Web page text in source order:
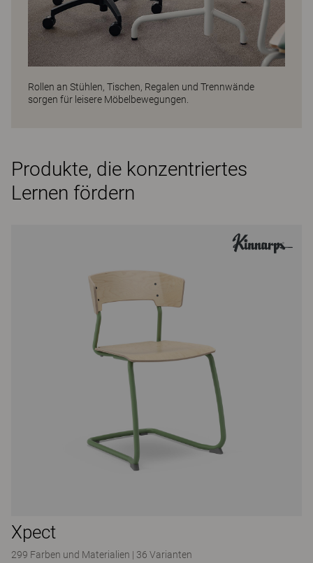
Rollen an Stühlen, Tischen, Regalen und Trennwände
sorgen für leisere Möbelbewegungen.
Produkte, die konzentriertes
Lernen fördern
Xpect
299 Farben und Materialien | 36 Varianten